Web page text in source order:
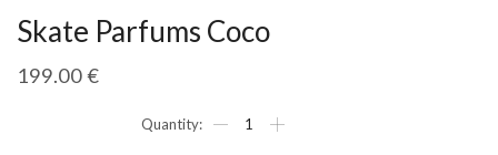
Skate Parfums Coco
199.00€